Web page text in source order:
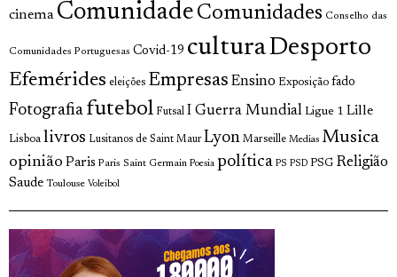
cinema Comunidade Comunidades Conselho das
Comunidades Portuguesas Covid-19 culturaDesporto
Efemérides eleições Empresas Ensino Exposição fado
Fotografia futebol Futsal I Guerra Mundial Ligue 1 Lille
Lisboa livros Lusitanos de Saint Maur Lyon Marseille Medias Musica
opinião Paris Paris Saint Germain Poesia política PS PSD PSG Religião
Saude Toulouse Voleibol